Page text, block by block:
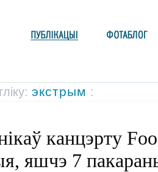
экстрым :
канцэрту
яшчэ 7